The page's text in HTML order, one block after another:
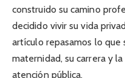
construido su camino
decidido vivir su vida
artículo repasamos lo que
maternidad, su carrera y
atención pública.